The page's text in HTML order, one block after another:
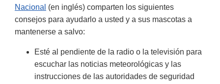
Nacional (en inglés) comparten los siguientes
consejos para ayudarlo a usted y a sus mascotas a
mantenerse a salvo:
Esté al pendiente de la radio o la televisión para
escuchar las noticias meteorológicas y las
instrucciones de las autoridades de seguridad